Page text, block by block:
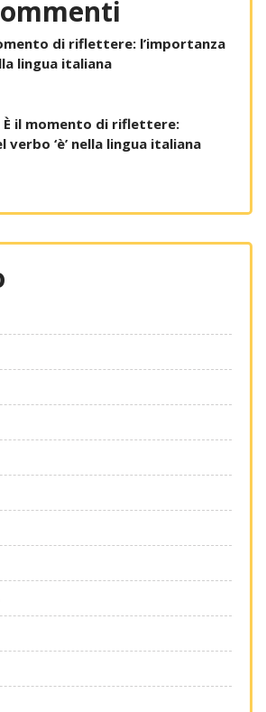
di riflettere: l’importanza
lingua italiana
È il momento di riflettere:
verbo ‘è’ nella lingua italiana